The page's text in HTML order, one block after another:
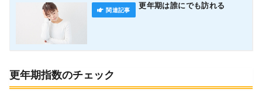
更年期は誰にでも訪れる
更年期指数のチェック